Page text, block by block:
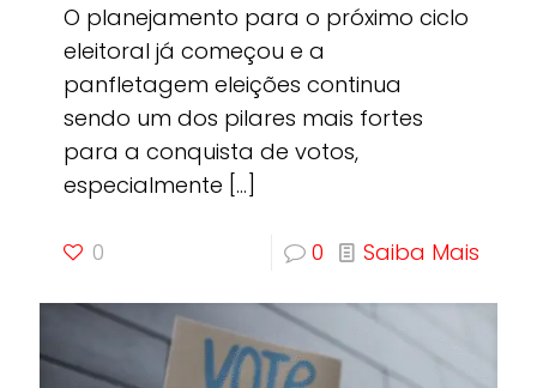
O planejamento para o próximo ciclo
eleitoral já começou e a
panfletagem eleições continua
sendo um dos pilares mais fortes
para a conquista de votos,
especialmente […]
0 0 Saiba Mais